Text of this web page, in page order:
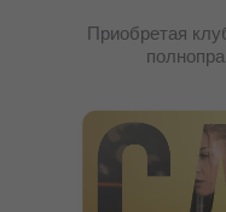
Приобретая